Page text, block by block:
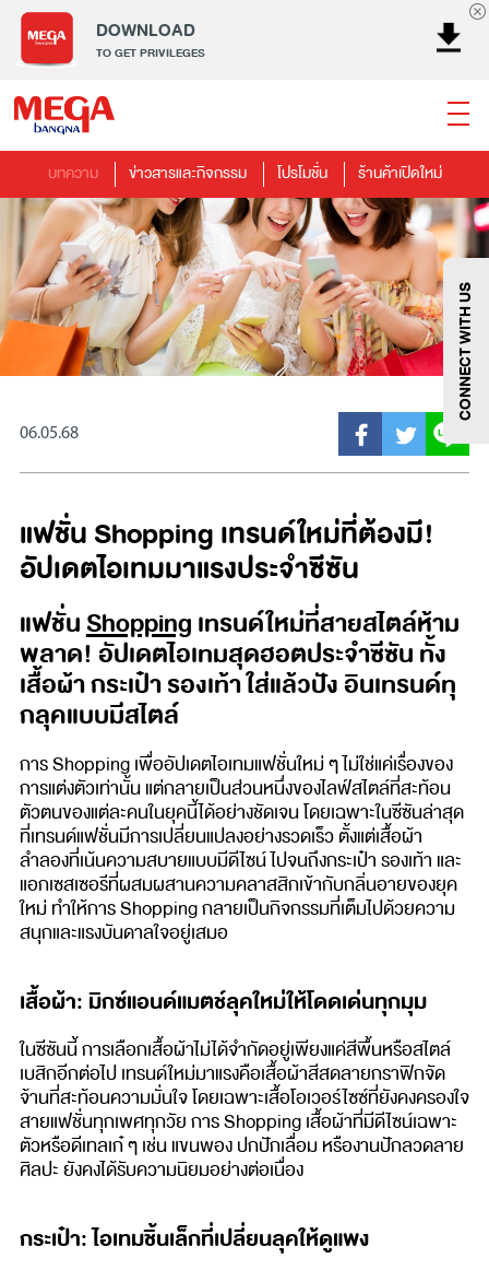
DOWNLOAD
TO GET PRIVILEGES
ธนาคาร ร้านอาหาร เอ็นเตอร์เทนเม้นท์
แฟชั่น
เครื่องประดับ
การตกแต่งบ้าน แม่และเด็ก
ไลฟ์สไตล์
บริการ
เมกา สมาร์ท คิดส์ กีฬา
ซูเปอร์มาร์เก็ต
แกดเจ็ตและเทคโนโลยี
สุขภาพและความงาม
@Megabangna
CONNECT WITH US
บทความ ข่าวสารและกิจกรรม โปรโมชั่น ร้านค้าเปิดใหม่
06.05.68
แฟชั่น Shopping เทรนด์ใหม่ที่ต้องมี!
อัปเดตไอเทมมาแรงประจำซีซัน
แฟชั่นShoppingเทรนด์ใหม่ที่สายสไตล์ห้าม
พลาด! อัปเดตไอเทมสุดฮอตประจำซีซัน ทั้ง
เสื้อผ้า กระเป๋า รองเท้า ใส่แล้วปัง อินเทรนด์ทุ
กลุคแบบมีสไตล์
การ Shopping เพื่ออัปเดตไอเทมแฟชั่นใหม่ ๆ ไม่ใช่แค่เรื่องของ
การแต่งตัวเท่านั้น แต่กลายเป็นส่วนหนึ่งของไลฟ์สไตล์ที่สะท้อน
ตัวตนของแต่ละคนในยุคนี้ได้อย่างชัดเจน โดยเฉพาะในซีซันล่าสุด
ที่เทรนด์แฟชั่นมีการเปลี่ยนแปลงอย่างรวดเร็ว ตั้งแต่เสื้อผ้า
ลำลองที่เน้นความสบายแบบมีดีไซน์ ไปจนถึงกระเป๋า รองเท้า และ
แอกเซสเซอรีที่ผสมผสานความคลาสสิกเข้ากับกลิ่นอายของยุค
ใหม่ ทำให้การ Shopping กลายเป็นกิจกรรมที่เต็มไปด้วยความ
สนุกและแรงบันดาลใจอยู่เสมอ
เสื้อผ้า: มิกซ์แอนด์แมตช์ลุคใหม่ให้โดดเด่นทุกมุม
ในซีซันนี้ การเลือกเสื้อผ้าไม่ได้จำกัดอยู่เพียงแค่สีพื้นหรือสไตล์
เบสิกอีกต่อไป เทรนด์ใหม่มาแรงคือเสื้อผ้าสีสดลายกราฟิกจัด
จ้านที่สะท้อนความมั่นใจ โดยเฉพาะเสื้อโอเวอร์ไซซ์ที่ยังคงครองใจ
สายแฟชั่นทุกเพศทุกวัย การ Shopping เสื้อผ้าที่มีดีไซน์เฉพาะ
ตัวหรือดีเทลเก๋ ๆ เช่น แขนพอง ปกปักเลื่อม หรืองานปักลวดลาย
ศิลปะ ยังคงได้รับความนิยมอย่างต่อเนื่อง
กระเป๋า: ไอเทมชิ้นเล็กที่เปลี่ยนลุคให้ดูแพง